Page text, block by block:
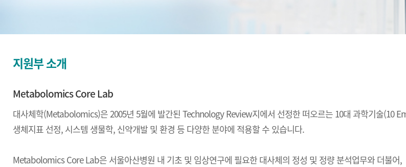
지원부 소개
Metabolomics Core Lab
대사체학(Metabolomics)은 2005년 5월에 발간된 Technology Review지에서 선정한 떠오르는 10대 과학기술(10
생체지표 선정, 시스템 생물학, 신약개발 및 환경 등 다양한 분야에 적용할 수 있습니다.
Metabolomics Core Lab은 서울아산병원 내 기초 및 임상연구에 필요한 대사체의 정성 및 정량 분석업무와 더불어,